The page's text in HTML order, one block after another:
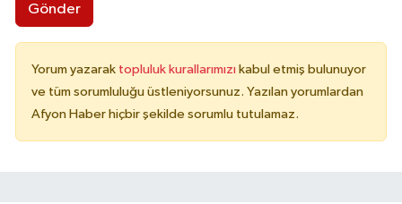
Gönder
Yorum yazarak topluluk kurallarımızı kabul etmiş bulunuyor
ve tüm sorumluluğu üstleniyorsunuz. Yazılan yorumlardan
Afyon Haber hiçbir şekilde sorumlu tutulamaz.